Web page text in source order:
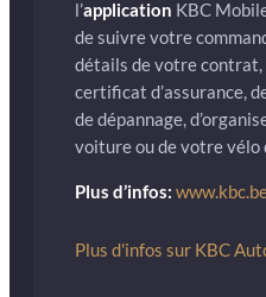
l’application KBC
de suivre votre
détails de votre
certificat d’assurance,
de dépannage,
voiture ou de votre vélo
Plus d’infos:
Plus d'infos sur KBC